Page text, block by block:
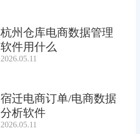
杭州仓库电商数据管理
软件用什么
2026.05.11
宿迁电商订单/电商数据
分析软件
2026.05.11